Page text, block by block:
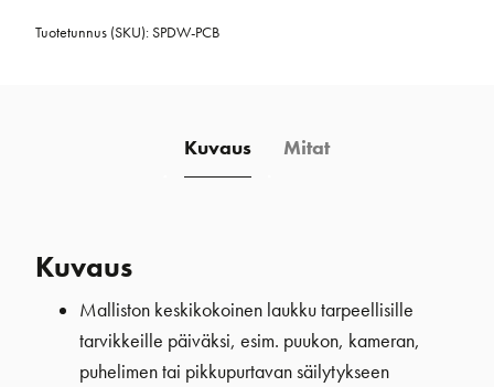
Tuotetunnus (SKU):SPDW-PCB
Kuvaus Mitat
Kuvaus
Malliston keskikokoinen laukku tarpeellisille
tarvikkeille päiväksi, esim. puukon, kameran,
puhelimen tai pikkupurtavan säilytykseen